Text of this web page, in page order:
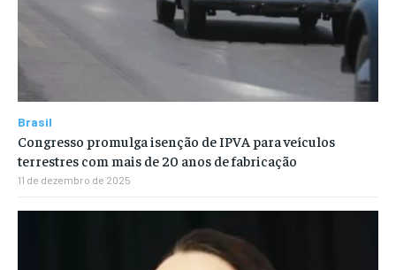
Brasil
Congresso promulga isenção de IPVA para veículos
terrestres com mais de 20 anos de fabricação
11 de dezembro de 2025